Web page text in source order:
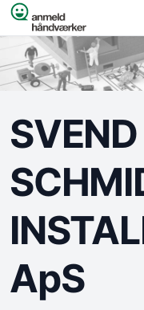
Spring til indhold
ApS